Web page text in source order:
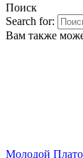
Поиск
Search for:
Вам также
Молодой